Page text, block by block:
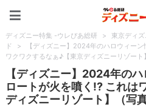
ディズニー特集 -ウレぴあ総研 > 東京ディ
ド
>
【ディズニー】2024年のハロウィー
ワクワクするなぁ♪【東京ディズニーリゾート】
【ディズニー】2024年の
ロートが火を噴く!? これは
ディズニーリゾート】（写